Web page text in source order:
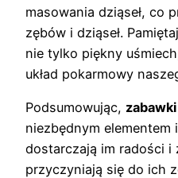
masowania dziąseł, co
zębów i dziąseł.
nie tylko piękny
układ pokarmowy
Podsumowując,
niezbędnym elementem
dostarczają im radości i
przyczyniają się do ich